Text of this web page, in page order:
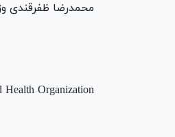
محمدرضا ظفرقندی
Health Organization